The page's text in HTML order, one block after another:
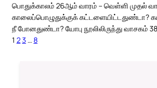
பொதுக்காலம் 26ஆம் வாரம் – வெள்ளி முதல்
காலைப்பொழுதுக்குக் கட்டளையிட்டதுண்டா?
நீ போனதுண்டா? யோபு நூலிலிருந்து வாசகம்
1 23 … 8